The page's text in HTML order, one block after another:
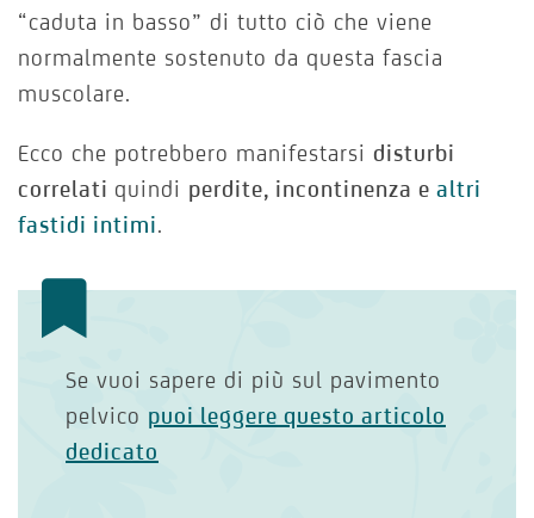
“caduta in basso” di tutto ciò che viene
normalmente sostenuto da questa fascia
muscolare.
Ecco che potrebbero manifestarsi disturbi
correlati quindi perdite, incontinenza e altri
fastidi intimi.
Se vuoi sapere di più sul pavimento
pelvico puoi leggere questo articolo
dedicato